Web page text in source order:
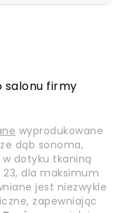
salonu firmy
wyprodukowane
dąb sonoma,
dotyku tkaniną
23, dla maksimum
jest niezwykle
zapewniając